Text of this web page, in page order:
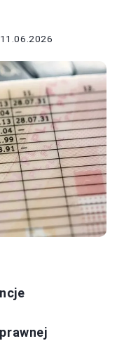
11.06.2026